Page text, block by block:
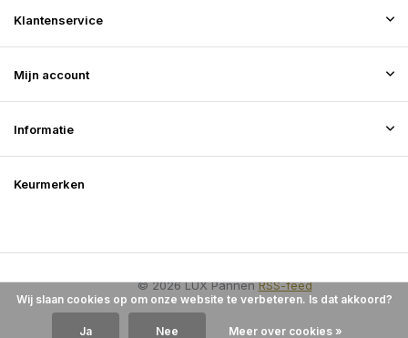
Klantenservice
Mijn account
Informatie
Keurmerken
© 2026 LUX PannenRSS-feed
Wij slaan cookies op om onze website te verbeteren. Is dat akkoord?
Ja Nee Meer over cookies »